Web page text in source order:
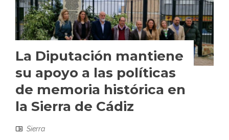
La Diputación mantiene
su apoyo a las políticas
de memoria histórica en
la Sierra de Cádiz
Sierra